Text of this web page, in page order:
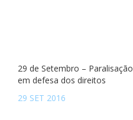
29 de Setembro –
em defesa dos direitos
29 SET 2016